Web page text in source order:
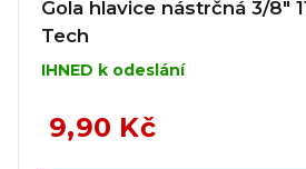
Gola hlavice nástrčná 3/8"
Tech
IHNED k odeslání
9,90 Kč